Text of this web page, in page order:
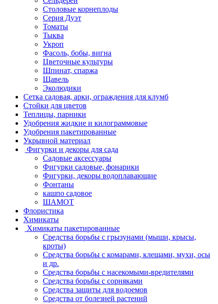
Столовые корнеплоды
Серия Дуэт
Томаты
Тыква
Укроп
Фасоль, бобы, вигна
Цветочные культуры
Шпинат, спаржа
Щавель
Эколюдики
Сетка садовая, арки, ограждения для клумб
Стойки для цветов
Теплицы, парники
Удобрения жидкие и килограммовые
Удобрения пакетированные
Укрывной материал
Фигурки и декоры для сада
Садовые аксессуары
Фигурки садовые, фонарики
Фигурки, декоры водоплавающие
Фонтаны
кашпо садовое
ШАМОТ
Флористика
Химикаты
Химикаты пакетированные
Средства борьбы с грызунами (мыши, крысы,
кроты)
Средства борьбы с комарами, клещами, мухи, осы
и др.
Средства борьбы с насекомыми-вредителями
Средства борьбы с сорняками
Средства защиты для водоемов
Средства от болезней растений